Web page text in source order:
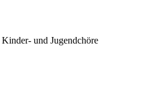
und Jugendchöre